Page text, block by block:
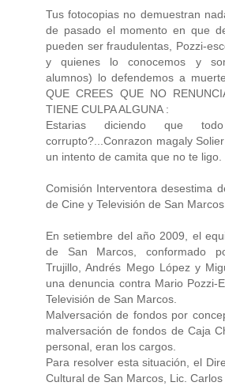
Tus fotocopias no demuestran
de pasado el momento en que
pueden ser fraudulentas, Pozzi-
y quienes lo conocemos y
alumnos) lo defendemos a
QUE CREES QUE NO
TIENE CULPA ALGUNA :
Estarias diciendo que
corrupto?...Conrazon magaly
un intento de camita que no te ligo.
Comisión Interventora desestima
de Cine y Televisión de San Marcos
En setiembre del año 2009, el
de San Marcos, conformado
Trujillo, Andrés Mego López y
una denuncia contra Mario Pozzi-
Televisión de San Marcos.
Malversación de fondos por
malversación de fondos de Caja
personal, eran los cargos.
Para resolver esta situación, el
Cultural de San Marcos, Lic.